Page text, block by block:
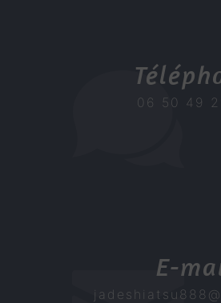
06 50 49
E-